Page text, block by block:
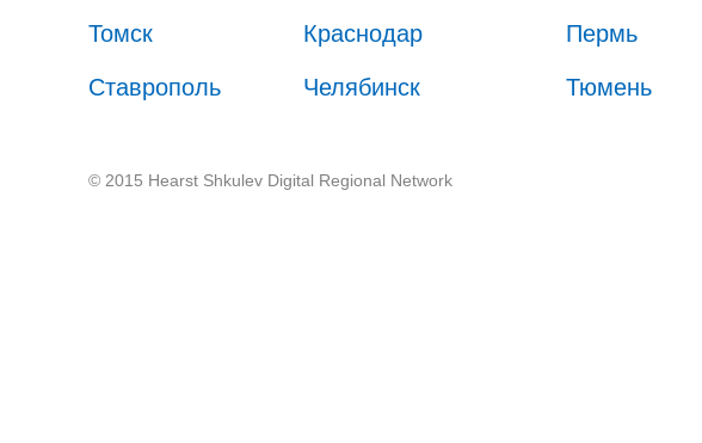
Томск Краснодар Пермь
Ставрополь Челябинск Тюмень
© 2015 Hearst Shkulev Digital Regional Network